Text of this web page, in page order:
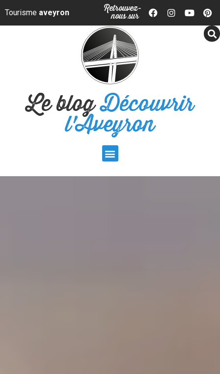
Panneau de gestion des cookies
Tourisme aveyron Retrouvez-
nous sur
Le blogDécouvrir
l'Aveyron